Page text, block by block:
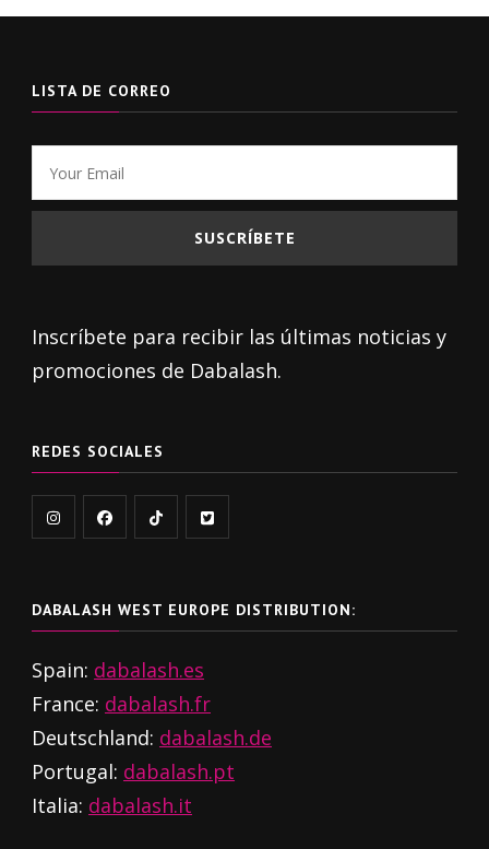
LISTA DE CORREO
Inscríbete para recibir las últimas noticias y
promociones de Dabalash.
REDES SOCIALES
DABALASH WEST EUROPE DISTRIBUTION:
Spain: dabalash.es
France: dabalash.fr
Deutschland: dabalash.de
Portugal: dabalash.pt
Italia: dabalash.it